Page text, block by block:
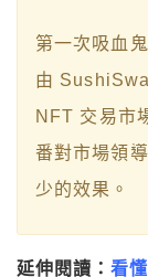
第一次吸血
由
NFT 交易市
番對市場領
少的效果。
延伸閱讀： 看